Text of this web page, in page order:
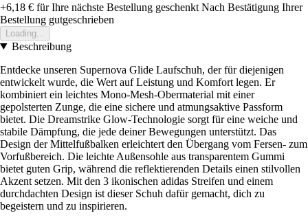
+6,18 € für Ihre nächste Bestellung geschenkt Nach Bestätigung Ihrer
Bestellung gutgeschrieben
Loading...
Beschreibung
Entdecke unseren Supernova Glide Laufschuh, der für diejenigen
entwickelt wurde, die Wert auf Leistung und Komfort legen. Er
kombiniert ein leichtes Mono-Mesh-Obermaterial mit einer
gepolsterten Zunge, die eine sichere und atmungsaktive Passform
bietet. Die Dreamstrike Glow-Technologie sorgt für eine weiche und
stabile Dämpfung, die jede deiner Bewegungen unterstützt. Das
Design der Mittelfußbalken erleichtert den Übergang vom Fersen- zum
Vorfußbereich. Die leichte Außensohle aus transparentem Gummi
bietet guten Grip, während die reflektierenden Details einen stilvollen
Akzent setzen. Mit den 3 ikonischen adidas Streifen und einem
durchdachten Design ist dieser Schuh dafür gemacht, dich zu
begeistern und zu inspirieren.